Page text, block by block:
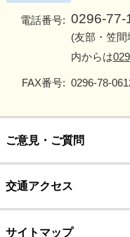
電話番号: 0296-77-
(友部・笠
内からは
FAX番号: 0296-78-
ご意見・ご質問
交通アクセス
サイトマップ